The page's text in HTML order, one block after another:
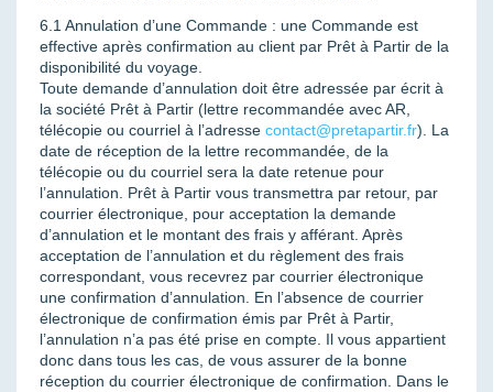
6.1 Annulation d’une Commande : une Commande est
effective après confirmation au client par Prêt à Partir de la
disponibilité du voyage.
Toute demande d’annulation doit être adressée par écrit à
la société Prêt à Partir (lettre recommandée avec AR,
télécopie ou courriel à l’adresse contact@pretapartir.fr). La
date de réception de la lettre recommandée, de la
télécopie ou du courriel sera la date retenue pour
l’annulation. Prêt à Partir vous transmettra par retour, par
courrier électronique, pour acceptation la demande
d’annulation et le montant des frais y afférant. Après
acceptation de l’annulation et du règlement des frais
correspondant, vous recevrez par courrier électronique
une confirmation d’annulation. En l’absence de courrier
électronique de confirmation émis par Prêt à Partir,
l’annulation n’a pas été prise en compte. Il vous appartient
donc dans tous les cas, de vous assurer de la bonne
réception du courrier électronique de confirmation. Dans le